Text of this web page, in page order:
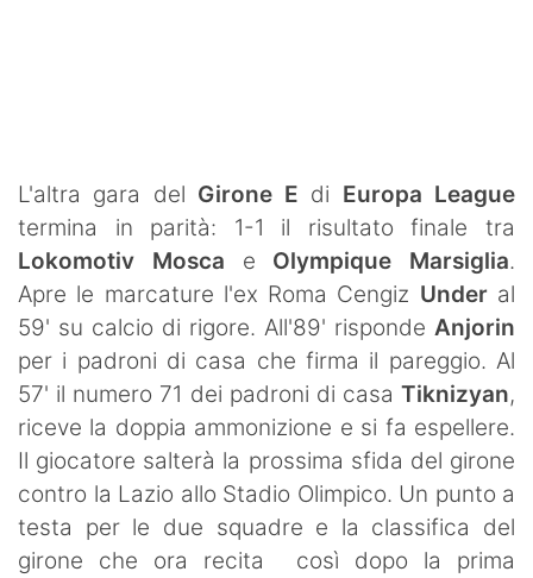
L'altra gara del Girone E di Europa League
termina in parità: 1-1 il risultato finale tra
Lokomotiv Mosca e Olympique Marsiglia.
Apre le marcature l'ex Roma Cengiz Underal
59' su calcio di rigore. All'89' risponde Anjorin
per i padroni di casa che firma il pareggio. Al
57' il numero 71 dei padroni di casa Tiknizyan,
riceve la doppia ammonizione e si fa espellere.
Il giocatore salterà la prossima sfida del girone
contro la Lazio allo Stadio Olimpico. Un punto a
testa per le due squadre e la classifica del
girone che ora recita così dopo la prima